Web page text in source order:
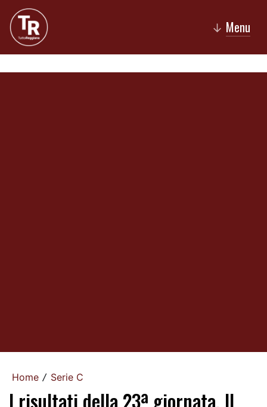
↓ Menu
Home / Serie C
I risultati della 23ª giornata. Il